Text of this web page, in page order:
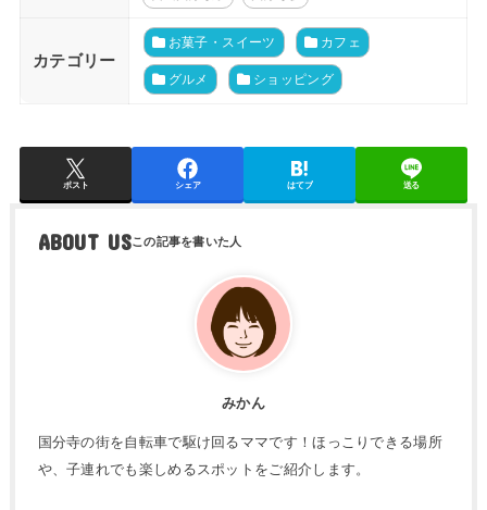
カテゴリー
お菓子・スイーツ カフェ
グルメ ショッピング
ポスト シェア はてブ 送る
ABOUT US
みかん
国分寺の街を自転車で駆け回るママです！ほっこりできる場所
や、子連れでも楽しめるスポットをご紹介します。